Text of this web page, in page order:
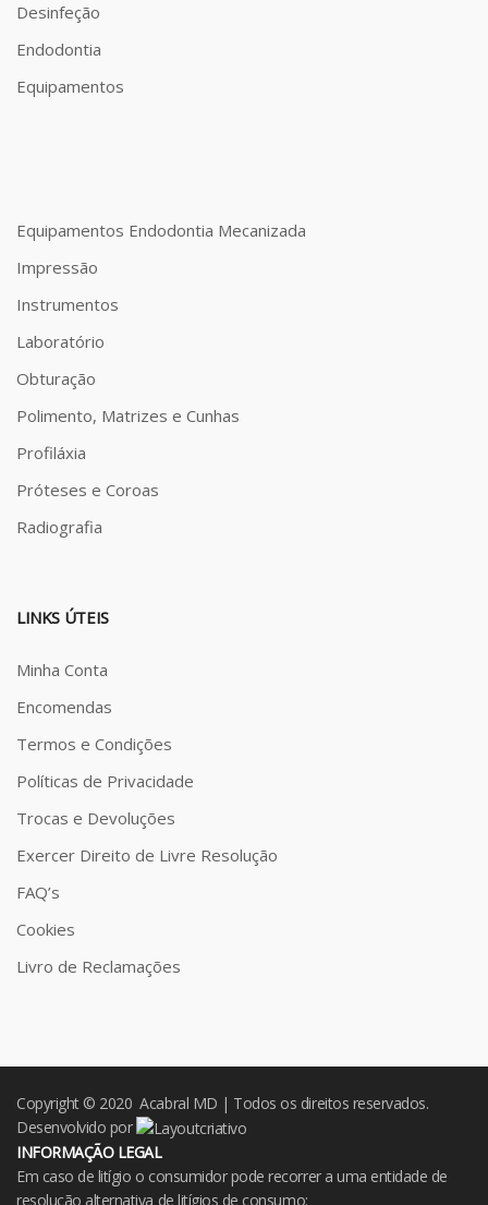
Desinfeção
Endodontia
Equipamentos
Equipamentos Endodontia Mecanizada
Impressão
Instrumentos
Laboratório
Obturação
Polimento, Matrizes e Cunhas
Profiláxia
Próteses e Coroas
Radiografia
LINKS ÚTEIS
Minha Conta
Encomendas
Termos e Condições
Políticas de Privacidade
Trocas e Devoluções
Exercer Direito de Livre Resolução
FAQ’s
Cookies
Livro de Reclamações
Copyright © 2020 Acabral MD | Todos os direitos reservados.
Desenvolvido por
INFORMAÇÃO LEGAL
Em caso de litígio o consumidor pode recorrer a uma entidade de
resolução alternativa de litígios de consumo: